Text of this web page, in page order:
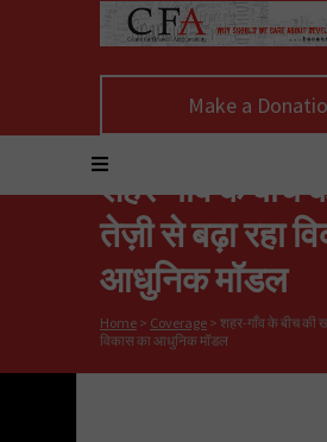
Make a
शहर-गाँव के बीच
तेज़ी से बढ़ा रहा
आधुनिक मॉडल
Home > Coverage > शहर-गाँव के बीच की
विकास का आधुनिक मॉडल